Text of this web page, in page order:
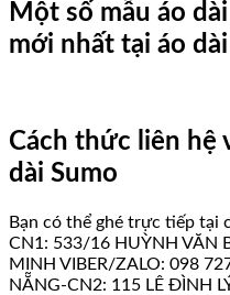
Một số mẫu áo
mới nhất tại áo
Cách thức liên hệ
dài Sumo
Bạn có thể ghé trực tiếp tại
CN1: 533/16 HUỲNH VĂN
MINH VIBER/ZALO: 098
NẴNG-CN2: 115 LÊ ĐÌNH